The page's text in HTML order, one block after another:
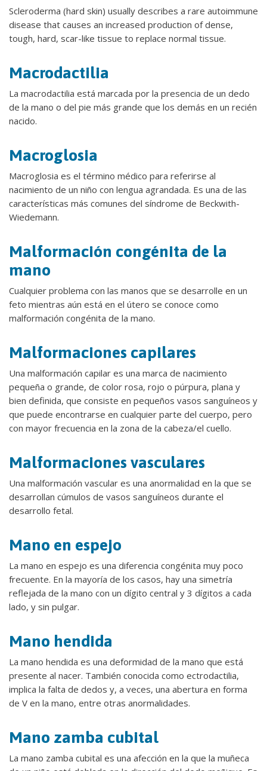
Scleroderma (hard skin) usually describes a rare autoimmune
disease that causes an increased production of dense,
tough, hard, scar-like tissue to replace normal tissue.
Macrodactilia
La macrodactilia está marcada por la presencia de un dedo
de la mano o del pie más grande que los demás en un recién
nacido.
Macroglosia
Macroglosia es el término médico para referirse al
nacimiento de un niño con lengua agrandada. Es una de las
características más comunes del síndrome de Beckwith-
Wiedemann.
Malformación congénita de la
mano
Cualquier problema con las manos que se desarrolle en un
feto mientras aún está en el útero se conoce como
malformación congénita de la mano.
Malformaciones capilares
Una malformación capilar es una marca de nacimiento
pequeña o grande, de color rosa, rojo o púrpura, plana y
bien definida, que consiste en pequeños vasos sanguíneos y
que puede encontrarse en cualquier parte del cuerpo, pero
con mayor frecuencia en la zona de la cabeza/el cuello.
Malformaciones vasculares
Una malformación vascular es una anormalidad en la que se
desarrollan cúmulos de vasos sanguíneos durante el
desarrollo fetal.
Mano en espejo
La mano en espejo es una diferencia congénita muy poco
frecuente. En la mayoría de los casos, hay una simetría
reflejada de la mano con un dígito central y 3 dígitos a cada
lado, y sin pulgar.
Mano hendida
La mano hendida es una deformidad de la mano que está
presente al nacer. También conocida como ectrodactilia,
implica la falta de dedos y, a veces, una abertura en forma
de V en la mano, entre otras anormalidades.
Mano zamba cubital
La mano zamba cubital es una afección en la que la muñeca